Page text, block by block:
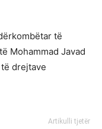
të
Mohammad Javad
drejtave
Artikulli tjetër